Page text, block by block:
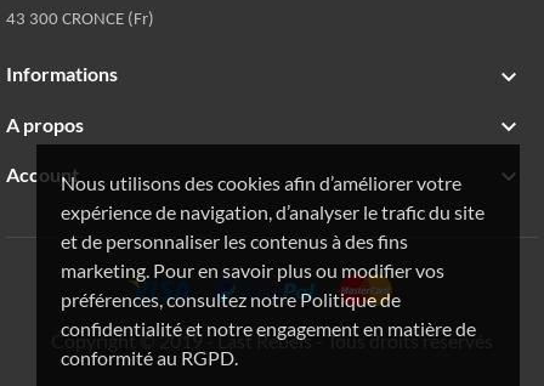
Nous utilisons des cookies afin d’améliorer votre
expérience de navigation, d’analyser le trafic du site
et de personnaliser les contenus à des fins
marketing. Pour en savoir plus ou modifier vos
préférences, consultez notre Politique de
confidentialité et notre engagement en matière de
conformité au RGPD.
43 300 CRONCE (Fr)
Informations 
A propos 
Account 
Copyright © 2019 - Last Rebels - Tous droits réservés